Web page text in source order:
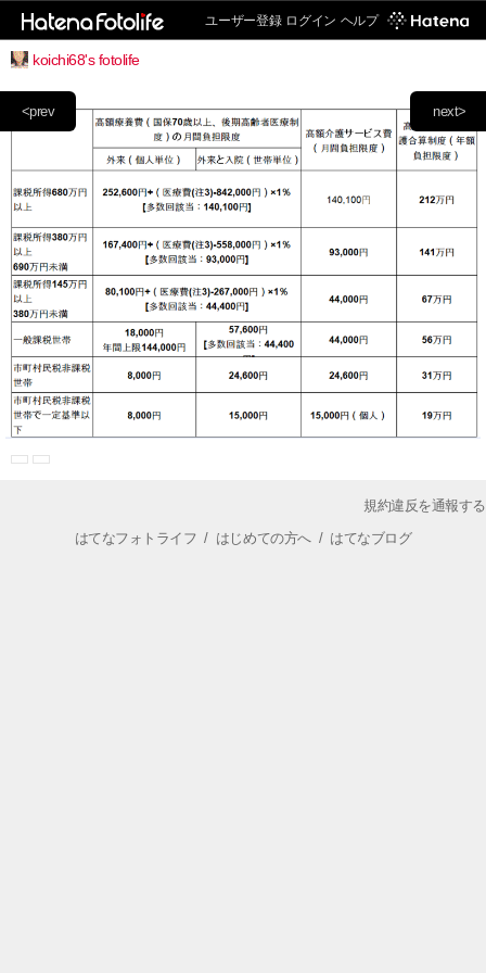
ユーザー登録 ログイン ヘルプ
koichi68's fotolife
next>
<prev
規約違反を通報する
はてなフォトライフ / はじめての方へ/ はてなブログ